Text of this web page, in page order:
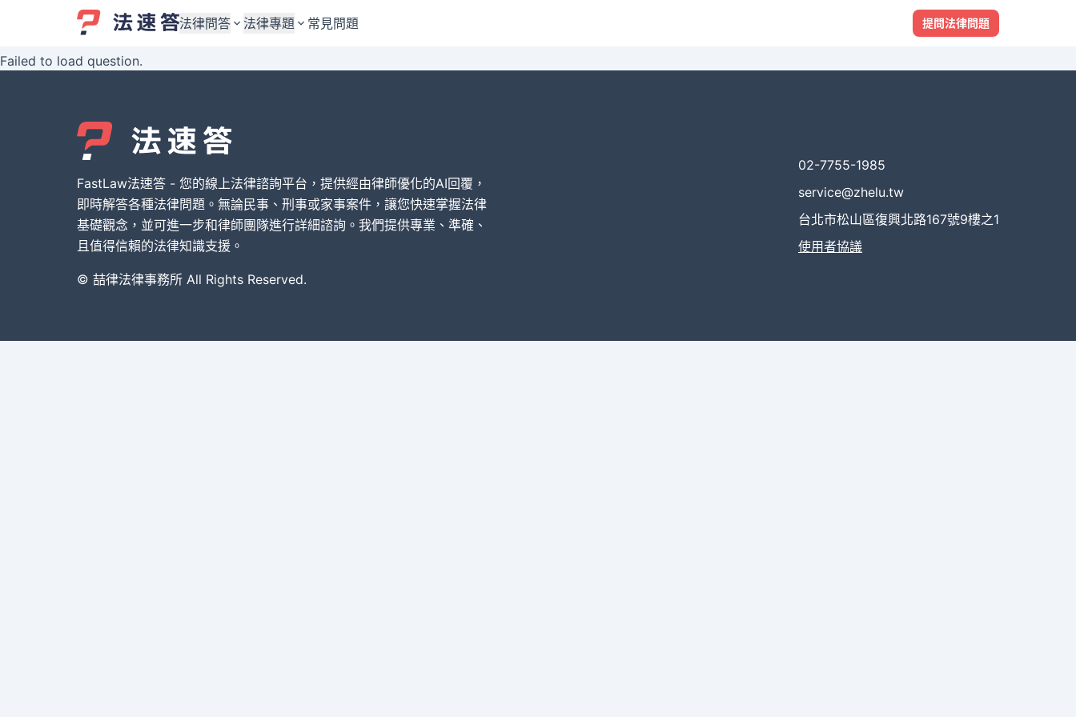
法律問答
婚姻與監護權
債務與債權
刑事犯罪案件
其他案件類型
法律專題
婚姻與監護權
債務與債權
刑事犯罪案件
其他案件類型
常見問題 提問法律問題
Failed to load question.
FastLaw法速答 - 您的線上法律諮詢平台，提供經由律師優化的AI回覆，
即時解答各種法律問題。無論民事、刑事或家事案件，讓您快速掌握法律
基礎觀念，並可進一步和律師團隊進行詳細諮詢。我們提供專業、準確、
且值得信賴的法律知識支援。
© 喆律法律事務所 All Rights Reserved.
02-7755-1985
service@zhelu.tw
台北市松山區復興北路167號9樓之1
使用者協議